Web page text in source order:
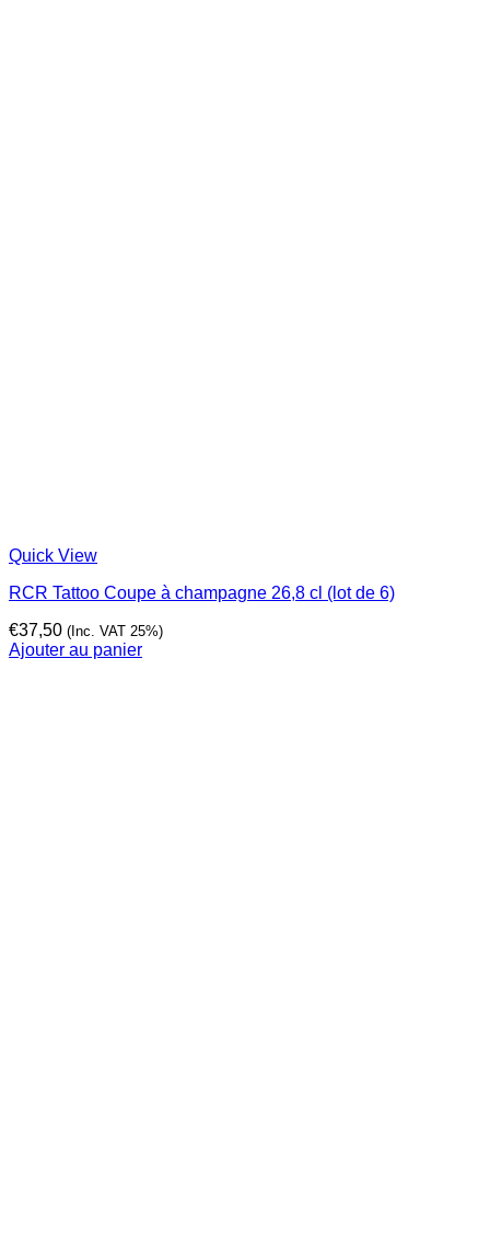
Quick View
RCR Tattoo Coupe à champagne 26,8 cl (lot de 6)
€37,50 (Inc. VAT 25%)
Ajouter au panier